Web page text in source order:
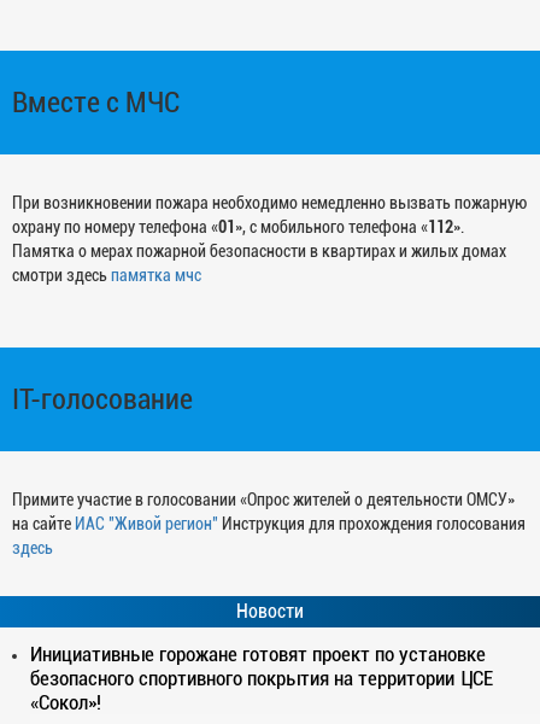
Вместе с МЧС
При возникновении пожара необходимо немедленно вызвать пожарную
охрану по номеру телефона «01 », с мобильного телефона «112».
Памятка о мерах пожарной безопасности в квартирах и жилых домах
смотри здесьпамятка мчс
IT-голосование
Примите участие в голосовании «Опрос жителей о деятельности ОМСУ»
на сайте ИАС "Живой регион" Инструкция для прохождения голосования
здесь
Новости
Инициативные горожане готовят проект по установке
безопасного спортивного покрытия на территории ЦСЕ
«Сокол»!